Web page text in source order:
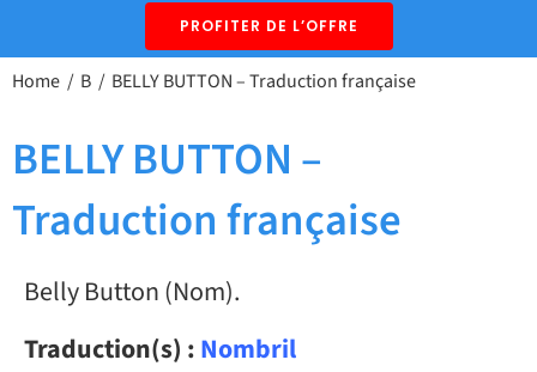
PROFITER DE L’OFFRE
Home B BELLY BUTTON – Traduction française
BELLY BUTTON –
Traduction française
Belly Button (Nom).
Traduction(s) :Nombril